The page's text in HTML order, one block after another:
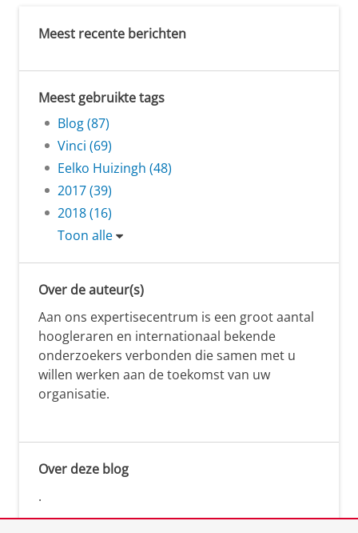
Meest recente berichten
Meest gebruikte tags
Blog (87)
Vinci (69)
Eelko Huizingh (48)
2017 (39)
2018 (16)
Toon alle
Over de auteur(s)
Aan ons expertisecentrum is een groot aantal
hoogleraren en internationaal bekende
onderzoekers verbonden die samen met u
willen werken aan de toekomst van uw
organisatie.
Over deze blog
.